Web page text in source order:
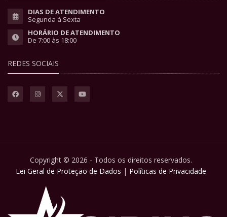
DIAS DE ATENDIMENTO
Segunda à Sexta
HORÁRIO DE ATENDIMENTO
De 7:00 às 18:00
REDES SOCIAIS
Copyright © 2026 - Todos os direitos reservados.
Lei Geral de Proteção de Dados | Políticas de Privacidade